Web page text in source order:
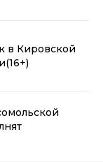
в Кировской
(16+)